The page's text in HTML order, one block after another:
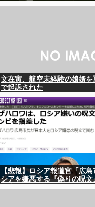
文在寅、航空未経験の娘婿
で起訴された
【悲報】ロシア報道官「広
シアを嫌悪する『偽りの呪文